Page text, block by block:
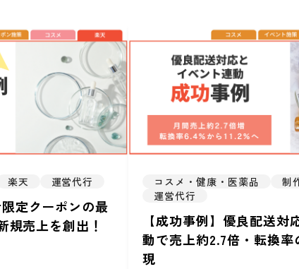
楽天 運営代行
定クーポンの最
規売上を創出！
コスメ・健康・医薬品 制
運営代行
【成功事例】優良配送対
動で売上約2.7倍・転換率
現